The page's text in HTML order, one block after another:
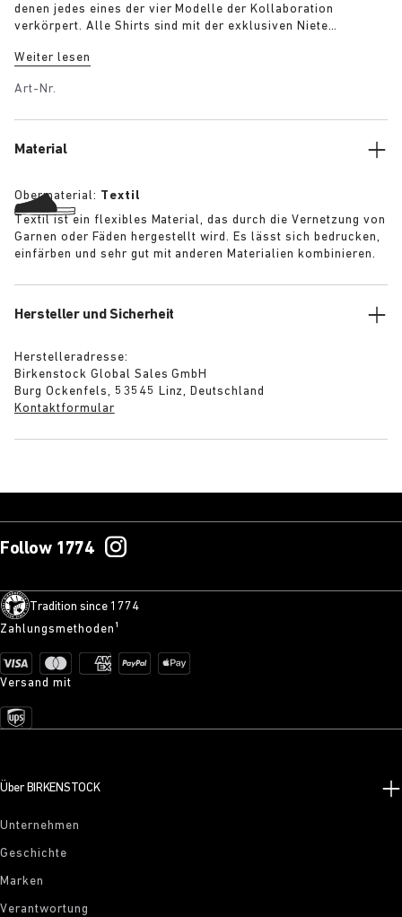
denen jedes eines der vier Modelle der Kollaboration
verkörpert. Alle Shirts sind mit der exklusiven Niete
Gardener“ – T-Shirt mit gehäkelter Blumenapplikation in
und Patina in Weiß „The Rebel“ – T-Shirt im Used-Look in
Weiter lesen
Art-Nr.
Material
Obermaterial: Textil
Textil ist ein flexibles Material, das durch die Vernetzung von
Garnen oder Fäden hergestellt wird. Es lässt sich bedrucken,
einfärben und sehr gut mit anderen Materialien kombinieren.
Hersteller und Sicherheit
Herstelleradresse:
Birkenstock Global Sales GmbH
Burg Ockenfels, 53545 Linz, Deutschland
Kontaktformular
Follow 1774
Tradition since 1774
Zahlungsmethoden¹
Versand mit
Über BIRKENSTOCK
Unternehmen
Geschichte
Marken
Verantwortung